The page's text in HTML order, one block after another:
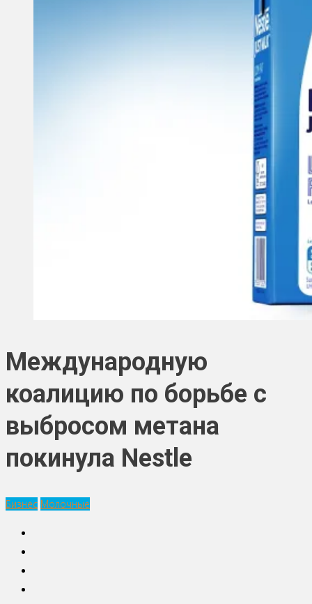
Международную
коалицию по борьбе с
выбросом метана
покинула Nestle
Бизнес Молочные